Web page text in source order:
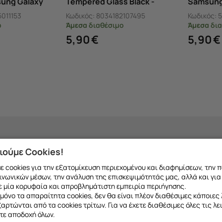
Samsung Galaxy A25 5G
Κωδικός: 8034182107495
Άμεσα διαθέσιμο
5,90€
Κωδικός:
Άμεσα
5,90€
Samsung Galaxy A25 5G
από ποτέ και με ταπροστατευτικά και τζαμάκια οθόνηςγια το
να αποτρέψετε γρατζουνιές, φθορές ή ακόμα και σπασίματα
προσφέρουνάριστη εφαρμογή, αίσθηση οθόνης
της οθόνης σας, επιτρέποντάς σας να απολαμβάνετε τη χρήση
Cookies!
cookies για την εξατομίκευση περιεχομένου και διαφημίσεων, την
μέσων, την ανάλυση της επισκεψιμότητάς μας, αλλά και
κορυφαία και απροβλημάτιστη εμπειρία περιήγησης.
τα απαραίτητα cookies, δεν θα είναι πλέον διαθέσιμες κάποιες
από τα cookies τρίτων. Για να έχετε διαθέσιμες όλες τις
αποδοχή όλων.